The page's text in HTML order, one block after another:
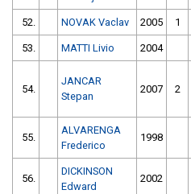
52. NOVAK Vaclav 2005 1
53. MATTI Livio 2004
54.
JANCAR
Stepan
2007 2
55.
ALVARENGA
Frederico
1998
56.
DICKINSON
Edward
2002